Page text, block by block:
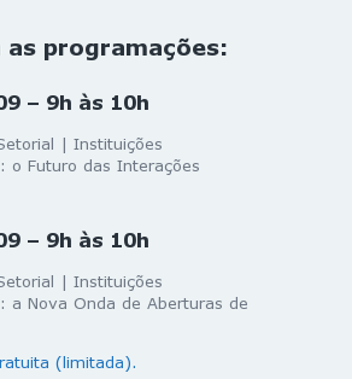
as programações:
– 9h às 10h
| Instituições
o Futuro das Interações
– 9h às 10h
| Instituições
a Nova Onda de Aberturas de
(limitada).